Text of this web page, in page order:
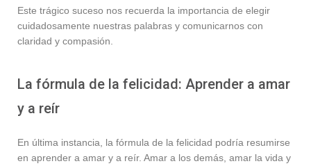
Este trágico suceso nos recuerda la importancia de elegir
cuidadosamente nuestras palabras y comunicarnos con
claridad y compasión.
La fórmula de la felicidad: Aprender a amar
y a reír
En última instancia, la fórmula de la felicidad podría resumirse
en aprender a amar y a reír. Amar a los demás, amar la vida y